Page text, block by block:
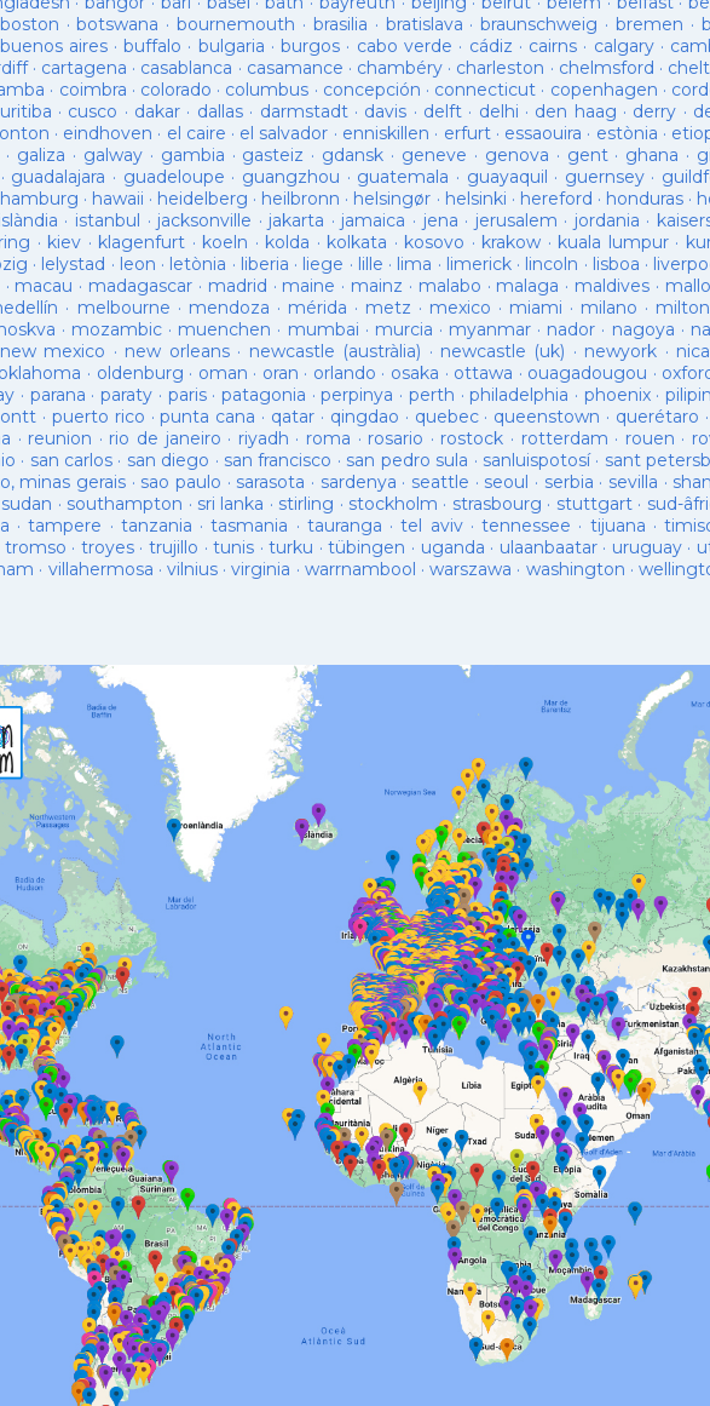
boston ·botswana ·bournemouth · brasilia · bratislava ·braunschweig · bremen ·
buenos aires·buffalo · bulgaria ·burgos · cabo verde · cádiz · cairns · calgary·
· cartagena · casablanca · casamance · chambéry · charleston · chelmsford ·
· coimbra · colorado · columbus · concepción · connecticut · copenhagen ·
· cusco · dakar · dallas· darmstadt· davis · delft· delhi · den haag · derry ·
· eindhoven · el caire · el salvador · enniskillen · erfurt· essaouira · estònia ·
· galiza · galway· gambia · gasteiz · gdansk · geneve · genova · gent· ghana ·
· guadalajara · guadeloupe · guangzhou · guatemala · guayaquil · guernsey·
hamburg · hawaii · heidelberg · heilbronn · helsingør · helsinki · hereford · honduras·
islàndia · istanbul · jacksonville · jakarta · jamaica · jena · jerusalem · jordania ·
· kiev · klagenfurt · koeln · kolda · kolkata · kosovo · krakow · kuala lumpur·
· lelystad · leon · letònia · liberia · liege · lille · lima · limerick· lincoln · lisboa ·
· macau · madagascar · madrid · maine · mainz · malabo · malaga · maldives ·
· melbourne · mendoza · mérida · metz · mexico · miami · milano ·
· mozambic · muenchen · mumbai · murcia · myanmar · nador · nagoya ·
new mexico · new orleans· newcastle (austràlia) · newcastle (uk) · newyork ·
oklahoma · oldenburg · oman · oran · orlando · osaka · ottawa · ouagadougou ·
· parana ·paraty · paris· patagonia ·perpinya · perth ·philadelphia · phoenix·
· puerto rico ·punta cana · qatar · qingdao · quebec· queenstown · querétaro ·
· reunion · rio de janeiro · riyadh · roma · rosario · rostock · rotterdam · rouen ·
· san carlos · san diego · san francisco · san pedro sula · sanluispotosí· sant
minas gerais· sao paulo · sarasota · sardenya · seattle · seoul · serbia · sevilla ·
· southampton · sri lanka · stirling · stockholm · strasbourg · stuttgart· sud-
·tampere · tanzania ·tasmania · tauranga ·tel aviv·tennessee · tijuana ·
tromso · troyes· trujillo ·tunis ·turku ·tübingen · uganda · ulaanbaatar· uruguay·
· villahermosa · vilnius·virginia · warrnambool ·warszawa · washington ·